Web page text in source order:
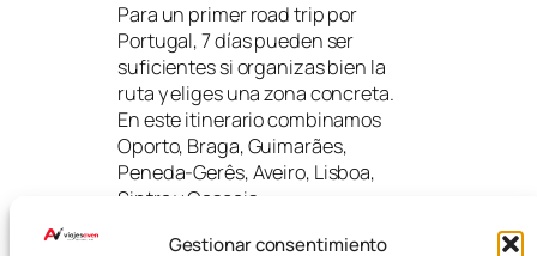
Gestionar consentimiento
Para un primer road trip por
Portugal, 7 días pueden ser
suficientes si organizas bien la
ruta y eliges una zona concreta.
En este itinerario combinamos
Oporto, Braga, Guimarães,
Peneda-Gerês, Aveiro, Lisboa,
Sintra y Cascais.